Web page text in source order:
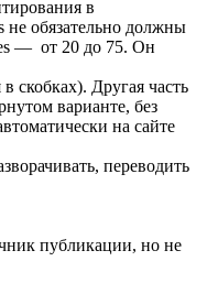
в
не обязательно должны
— от 20 до 75. Он
скобках). Другая часть
варианте, без
на сайте
переводить
публикации, но не